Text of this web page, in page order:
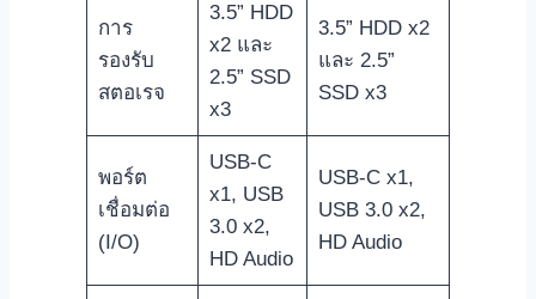
การ
รองรับ
สตอเรจ
3.5” HDD
x2 และ
2.5” SSD
x3
3.5” HDD x2
และ 2.5”
SSD x3
พอร์ต
เชื่อมต่อ
(I/O)
USB-C
x1, USB
3.0 x2,
HD Audio
USB-C x1,
USB 3.0 x2,
HD Audio